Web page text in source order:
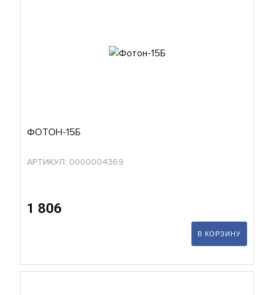
ФОТОН-15Б
АРТИКУЛ: 0000004369
1 806
В КОРЗИНУ